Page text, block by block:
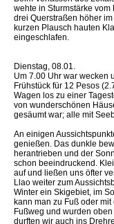
wehte in Sturmstärke
drei Querstraßen höher
kurzen Plausch hauten
eingeschlafen.
Dienstag, 08.01.
Um 7.00 Uhr war wecken
Frühstück für 12 Pesos
Wagen los zu einer
von wunderschönen
gesäumt war; alle mit
An einigen
genießen. Das dunkle
herantrieben und der
schon beeindruckend.
auf und ließen uns öfter
Llao weiter zum
Winter ein Skigebiet, im
kann man zu Fuß oder
Fußweg und wurden
durften wir auch ins